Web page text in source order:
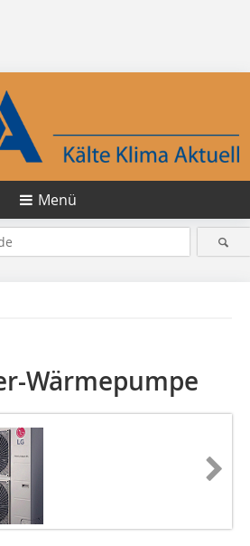
Menü
Wärmepumpe